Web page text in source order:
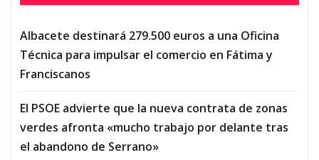
Albacete destinará 279.500 euros a una Oficina
Técnica para impulsar el comercio en Fátima y
Franciscanos
El PSOE advierte que la nueva contrata de zonas
verdes afronta «mucho trabajo por delante tras
el abandono de Serrano»